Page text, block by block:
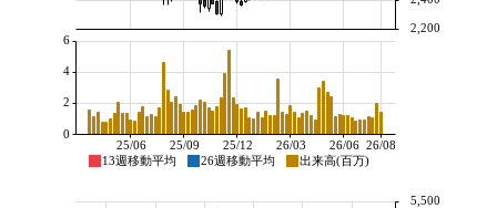
13週移動平均 26週移動平均 出来高(百万)
26/08
26/06
26/03
25/12
25/09
25/06
2,200
0
2
4
6
5,500